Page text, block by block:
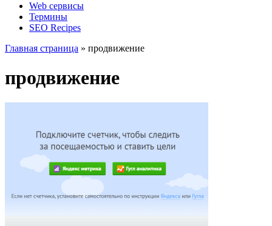
Web сервисы
Термины
SEO Recipes
Главная страница » продвижение
продвижение